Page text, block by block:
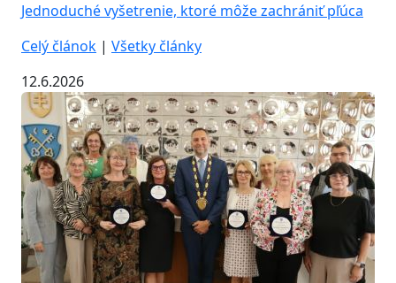
Jednoduché vyšetrenie, ktoré môže zachrániť pľúca
Celý článok | Všetky články
12.6.2026